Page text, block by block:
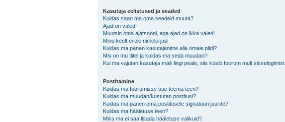
Kasutaja eelistused ja seaded
Kuidas saan ma oma seadeid muuta?
Ajad on valed!
Muutsin oma ajatsooni, aga ajad on ikka valed!
Minu keelt ei ole nimekirjas!
Kuidas ma panen kasutajanime alla omale pildi?
Mis on mu tiitel ja kuidas ma seda muudan?
Kui ma vajutan kasutaja maili lingi peale, siis küsib foorum mult sisselogimist.
Postitamine
Kuidas ma foorumisse uue teema teen?
Kuidas ma muudan/kustutan postitusi?
Kuidas ma panen oma postitusele signatuuri juurde?
Kuidas ma hääletuse teen?
Miks ma ei saa lisada hääletuse valikuid?